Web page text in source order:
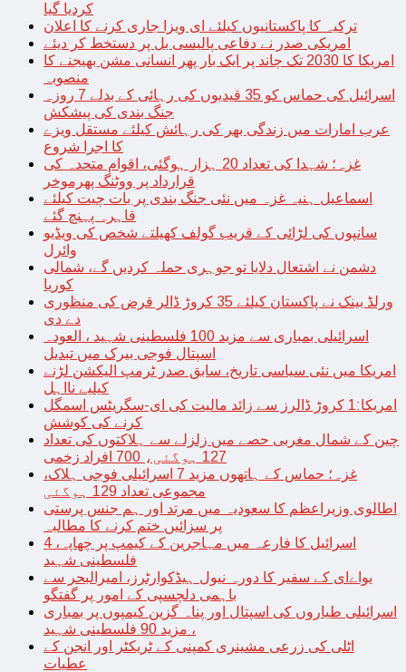
کردیا گیا
ترکیہ کا پاکستانیوں کیلئے ای ویزا جاری کرنے کا اعلان
امریکی صدر نے دفاعی پالیسی بل پر دستخط کر دیئے
امریکا کا 2030 تک چاند پر ایک بار پھر انسانی مشن بھیجنے کا
منصوبہ
اسرائیل کی حماس کو 35 قیدیوں کی رہائی کے بدلے 7 روزہ
جنگ بندی کی پیشکش
عرب امارات میں زندگی بھر کی رہائش کیلئے مستقل ویزے
کا اجرا شروع
غزہ؛ شہدا کی تعداد 20 ہزار ہوگئی، اقوام متحدہ کی
قرارداد پر ووٹنگ پھرموخر
اسماعیل ہنیہ غزہ میں نئی جنگ بندی پر بات چیت کیلئے
قاہرہ پہنچ گئے
سانپوں کی لڑائی کے قریب گولف کھیلتے شخص کی ویڈیو
وائرل
دشمن نے اشتعال دلایا تو جوہری حملہ کردیں گے، شمالی
کوریا
ورلڈ بینک نے پاکستان کیلئے 35 کروڑ ڈالر قرض کی منظوری
دے دی
اسرائیلی بمباری سے مزید 100 فلسطینی شہید ، العودہ
اسپتال فوجی بیرک میں تبدیل
امریکا میں نئی سیاسی تاریخ، سابق صدر ٹرمپ الیکشن لڑنے
کیلیے نااہل
امریکا:1 کروڑ ڈالرز سے زائد مالیت کی ای-سگریٹس اسمگل
کرنے کی کوشش
چین کے شمال مغربی حصے میں زلزلے سے ہلاکتوں کی تعداد
127 ہوگئی، 700 افراد زخمی
غزہ؛ حماس کے ہاتھوں مزید 7 اسرائیلی فوجی ہلاک،
مجموعی تعداد 129 ہوگئی
اطالوی وزیراعظم کا سعودیہ میں مرتد اور ہم جنس پرستی
پر سزائیں ختم کرنے کا مطالبہ
اسرائیل کا فارعہ میں مہاجرین کے کیمپ پر چھاپہ، 4
فلسطینی شہید
یواےای کے سفیر کا دورہ نیول ہیڈکوارٹرز، امیرالبحر سے
باہمی دلچسپی کے امور پر گفتگو
اسرائیلی طیاروں کی اسپتال اور پناہ گزین کیمپوں پر بمباری
، مزید 90 فلسطینی شہید
اٹلی کی زرعی مشینری کمپنی کے ٹریکٹر اور انجن کے
عطیات